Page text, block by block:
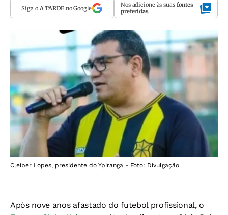
Siga o A TARDEno Google Nos adicione às suas fontes
preferidas
Cleiber Lopes, presidente do Ypiranga - Foto: Divulgação
Após nove anos afastado do futebol profissional, o